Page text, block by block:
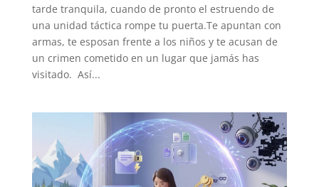
tarde tranquila, cuando de pronto el estruendo de
una unidad táctica rompe tu puerta.Te apuntan con
armas, te esposan frente a los niños y te acusan de
un crimen cometido en un lugar que jamás has
visitado. Así...